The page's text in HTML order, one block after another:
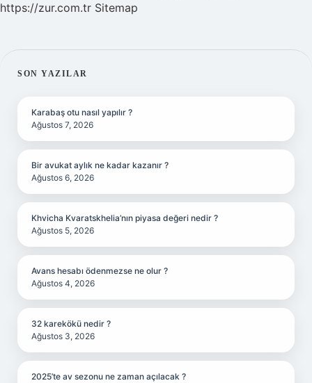
https://zur.com.tr Sitemap
SIDEBAR
SON YAZILAR
Karabaş otu nasıl yapılır ?
Ağustos 7, 2026
Bir avukat aylık ne kadar kazanır ?
Ağustos 6, 2026
Khvicha Kvaratskhelia’nın piyasa değeri nedir ?
Ağustos 5, 2026
Avans hesabı ödenmezse ne olur ?
Ağustos 4, 2026
32 karekökü nedir ?
Ağustos 3, 2026
2025’te av sezonu ne zaman açılacak ?